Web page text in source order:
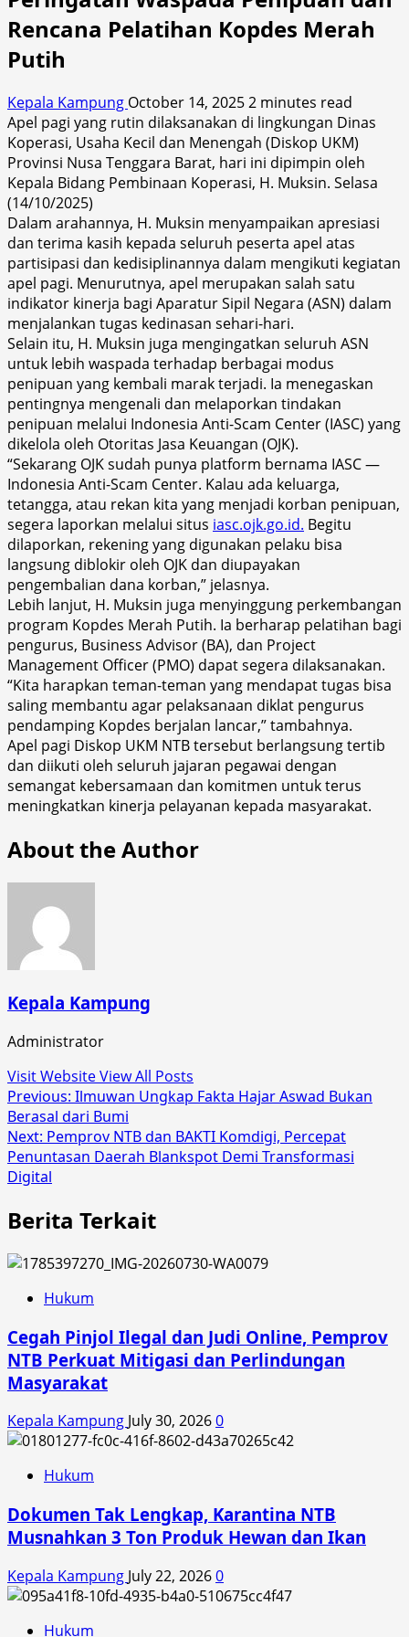
Rencana Pelatihan Kopdes Merah
Putih
Kepala Kampung October 14, 20252 minutes read
Apel pagi yang rutin dilaksanakan di lingkungan Dinas
Koperasi, Usaha Kecil dan Menengah (Diskop UKM)
Provinsi Nusa Tenggara Barat, hari ini dipimpin oleh
Kepala Bidang Pembinaan Koperasi, H. Muksin. Selasa
(14/10/2025)
Dalam arahannya, H. Muksin menyampaikan apresiasi
dan terima kasih kepada seluruh peserta apel atas
partisipasi dan kedisiplinannya dalam mengikuti kegiatan
apel pagi. Menurutnya, apel merupakan salah satu
indikator kinerja bagi Aparatur Sipil Negara (ASN) dalam
menjalankan tugas kedinasan sehari-hari.
Selain itu, H. Muksin juga mengingatkan seluruh ASN
untuk lebih waspada terhadap berbagai modus
penipuan yang kembali marak terjadi. Ia menegaskan
pentingnya mengenali dan melaporkan tindakan
penipuan melalui Indonesia Anti-Scam Center (IASC) yang
dikelola oleh Otoritas Jasa Keuangan (OJK).
“Sekarang OJK sudah punya platform bernama IASC —
Indonesia Anti-Scam Center. Kalau ada keluarga,
tetangga, atau rekan kita yang menjadi korban penipuan,
segera laporkan melalui situs iasc.ojk.go.id. Begitu
dilaporkan, rekening yang digunakan pelaku bisa
langsung diblokir oleh OJK dan diupayakan
pengembalian dana korban,” jelasnya.
Lebih lanjut, H. Muksin juga menyinggung perkembangan
program Kopdes Merah Putih. Ia berharap pelatihan bagi
pengurus, Business Advisor (BA), dan Project
Management Officer (PMO) dapat segera dilaksanakan.
“Kita harapkan teman-teman yang mendapat tugas bisa
saling membantu agar pelaksanaan diklat pengurus
pendamping Kopdes berjalan lancar,” tambahnya.
Apel pagi Diskop UKM NTB tersebut berlangsung tertib
dan diikuti oleh seluruh jajaran pegawai dengan
semangat kebersamaan dan komitmen untuk terus
meningkatkan kinerja pelayanan kepada masyarakat.
About the Author
Kepala Kampung
Administrator
Visit WebsiteView All Posts
Post
navigation
Previous: Ilmuwan Ungkap Fakta Hajar Aswad Bukan
Berasal dari Bumi
Next: Pemprov NTB dan BAKTI Komdigi, Percepat
Penuntasan Daerah Blankspot Demi Transformasi
Digital
Berita Terkait
Hukum
Cegah Pinjol Ilegal dan Judi Online, Pemprov
NTB Perkuat Mitigasi dan Perlindungan
Masyarakat
Kepala Kampung July 30, 20260
Hukum
Dokumen Tak Lengkap, Karantina NTB
Musnahkan 3 Ton Produk Hewan dan Ikan
Kepala Kampung July 22, 20260
Hukum